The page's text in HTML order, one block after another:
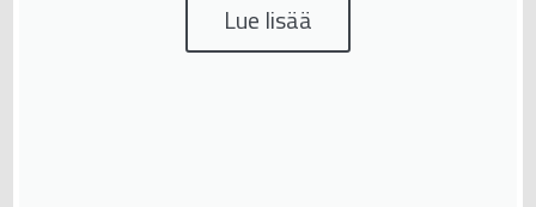
Lue lisää